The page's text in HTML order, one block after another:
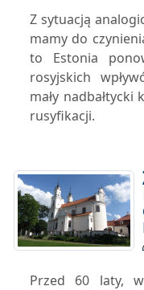
Z sytuacją
mamy do
to Estonia
rosyjskich
mały nadbałtycki
rusyfikacji.
Przed 60 laty,